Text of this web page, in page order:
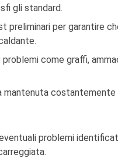
gli standard.
preliminari per garantire
problemi come graffi,
mantenuta
problemi